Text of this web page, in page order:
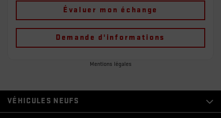
Évaluer mon échange
Demande d'informations
Mentions légales
VÉHICULES NEUFS